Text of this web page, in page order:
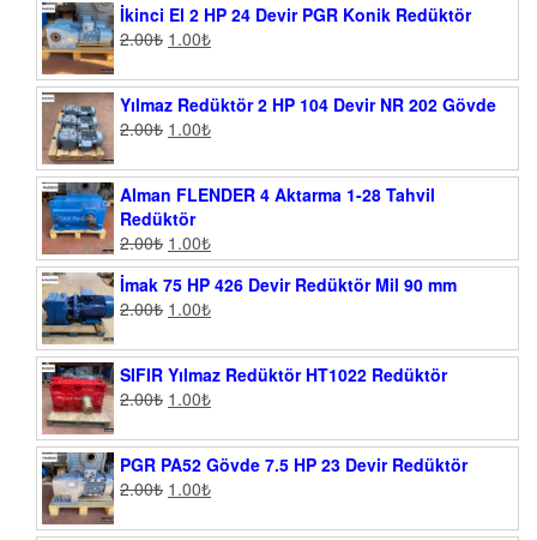
İkinci El 2 HP 24 Devir PGR Konik Redüktör
2.00₺ 1.00₺
Yılmaz Redüktör 2 HP 104 Devir NR 202 Gövde
2.00₺ 1.00₺
Alman FLENDER 4 Aktarma 1-28 Tahvil
Redüktör
2.00₺ 1.00₺
İmak 75 HP 426 Devir Redüktör Mil 90 mm
2.00₺ 1.00₺
SIFIR Yılmaz Redüktör HT1022 Redüktör
2.00₺ 1.00₺
PGR PA52 Gövde 7.5 HP 23 Devir Redüktör
2.00₺ 1.00₺